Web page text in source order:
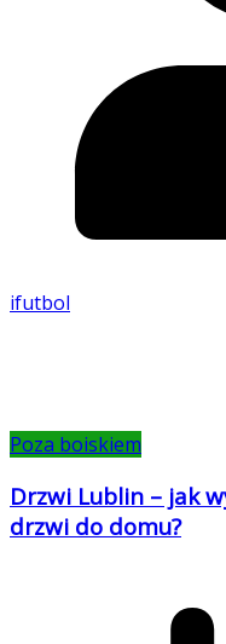
ifutbol
Poza boiskiem
Drzwi Lublin – jak
drzwi do domu?